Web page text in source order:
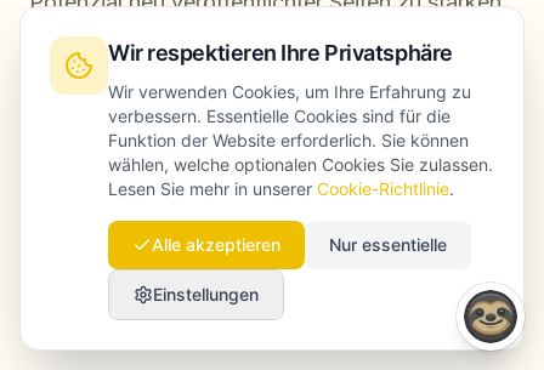
Schritt 7: Die richtigen Kennzahlen messen
Bewerten Sie Automatisierung nicht nur nach
dem Output. Relevant sind unter anderem:
Organische Klicks
Wachstum bei nicht markenbezogenen
Wir respektieren Ihre Privatsphäre
Wir verwenden Cookies, um Ihre Erfahrung zu
verbessern. Essentielle Cookies sind für die
Funktion der Website erforderlich. Sie können
wählen, welche optionalen Cookies Sie zulassen.
Lesen Sie mehr in unserer Cookie-Richtlinie.
Alle akzeptieren Nur essentielle
Einstellungen